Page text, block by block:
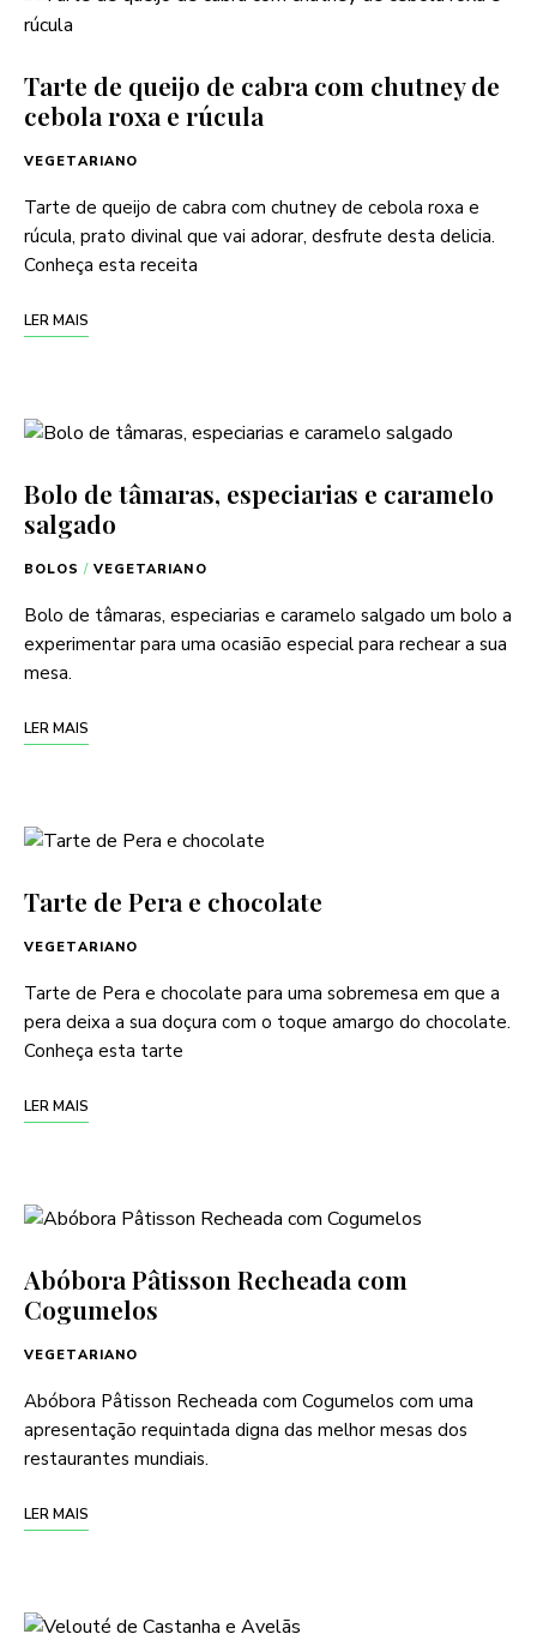
Tarte de queijo de cabra com chutney de
cebola roxa e rúcula
VEGETARIANO
Tarte de queijo de cabra com chutney de cebola roxa e
rúcula, prato divinal que vai adorar, desfrute desta delicia.
Conheça esta receita
LER MAIS
Bolo de tâmaras, especiarias e caramelo
salgado
BOLOS / VEGETARIANO
Bolo de tâmaras, especiarias e caramelo salgado um bolo a
experimentar para uma ocasião especial para rechear a sua
mesa.
LER MAIS
Tarte de Pera e chocolate
VEGETARIANO
Tarte de Pera e chocolate para uma sobremesa em que a
pera deixa a sua doçura com o toque amargo do chocolate.
Conheça esta tarte
LER MAIS
Abóbora Pâtisson Recheada com
Cogumelos
VEGETARIANO
Abóbora Pâtisson Recheada com Cogumelos com uma
apresentação requintada digna das melhor mesas dos
restaurantes mundiais.
LER MAIS